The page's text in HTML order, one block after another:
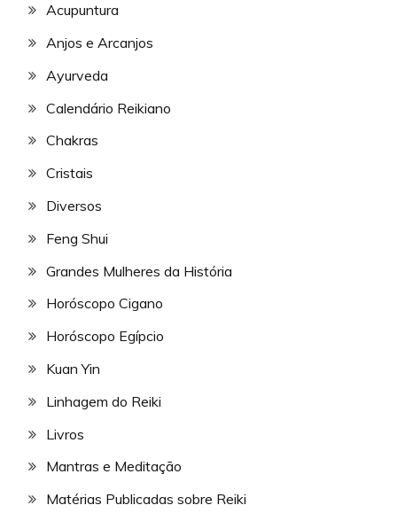
Acupuntura
Anjos e Arcanjos
Ayurveda
Calendário Reikiano
Chakras
Cristais
Diversos
Feng Shui
Grandes Mulheres da História
Horóscopo Cigano
Horóscopo Egípcio
Kuan Yin
Linhagem do Reiki
Livros
Mantras e Meditação
Matérias Publicadas sobre Reiki